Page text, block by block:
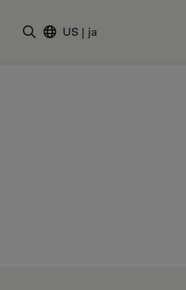
US | ja